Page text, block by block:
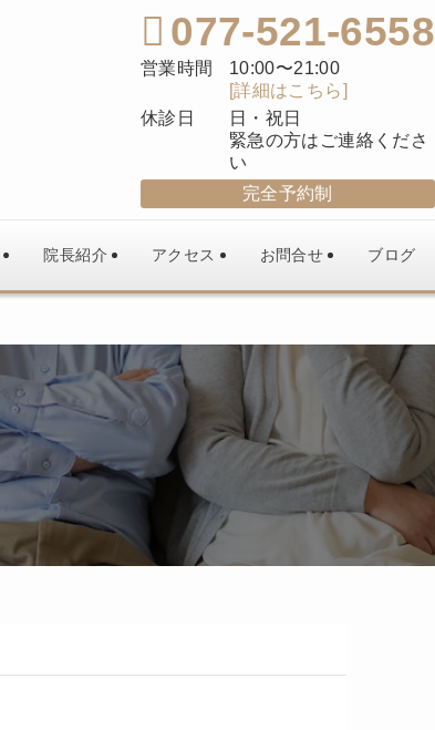
077-521-6558
営業時間
10:00〜21:00
[詳細はこちら]
休診日
日・祝日
緊急の方はご連絡くださ
い
完全予約制
院長紹介 アクセス お問合せ ブログ